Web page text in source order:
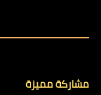
مشاركة مميزة